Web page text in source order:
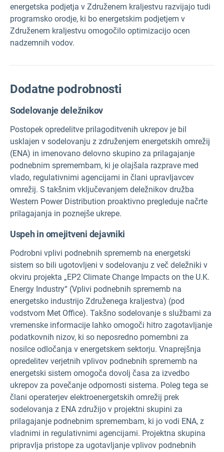
energetska podjetja v Združenem kraljestvu razvijajo tudi
programsko orodje, ki bo energetskim podjetjem v
Združenem kraljestvu omogočilo optimizacijo ocen
nadzemnih vodov.
Dodatne podrobnosti
Sodelovanje deležnikov
Postopek opredelitve prilagoditvenih ukrepov je bil
usklajen v sodelovanju z združenjem energetskih omrežij
(ENA) in imenovano delovno skupino za prilagajanje
podnebnim spremembam, ki je olajšala razprave med
vlado, regulativnimi agencijami in člani upravljavcev
omrežij. S takšnim vključevanjem deležnikov družba
Western Power Distribution proaktivno pregleduje načrte
prilagajanja in poznejše ukrepe.
Uspeh in omejitveni dejavniki
Podrobni vplivi podnebnih sprememb na energetski
sistem so bili ugotovljeni v sodelovanju z več deležniki v
okviru projekta „EP2 Climate Change Impacts on the U.K.
Energy Industry“ (Vplivi podnebnih sprememb na
energetsko industrijo Združenega kraljestva) (pod
vodstvom Met Office). Takšno sodelovanje s službami za
vremenske informacije lahko omogoči hitro zagotavljanje
podatkovnih nizov, ki so neposredno pomembni za
nosilce odločanja v energetskem sektorju. Vnaprejšnja
opredelitev verjetnih vplivov podnebnih sprememb na
energetski sistem omogoča dovolj časa za izvedbo
ukrepov za povečanje odpornosti sistema. Poleg tega se
člani operaterjev elektroenergetskih omrežij prek
sodelovanja z ENA združijo v projektni skupini za
prilagajanje podnebnim spremembam, ki jo vodi ENA, z
vladnimi in regulativnimi agencijami. Projektna skupina
pripravlja pristope za ugotavljanje vplivov podnebnih